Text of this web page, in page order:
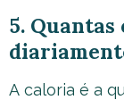
5.
A caloria é a